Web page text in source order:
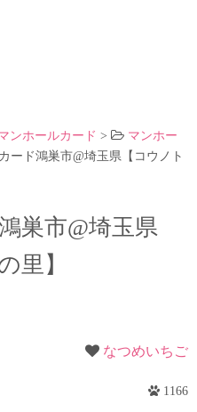
ンホールカード >
マンホー
ード鴻巣市@埼玉県【コウノト
巣市@埼玉県
里】
なつめいちご
1166